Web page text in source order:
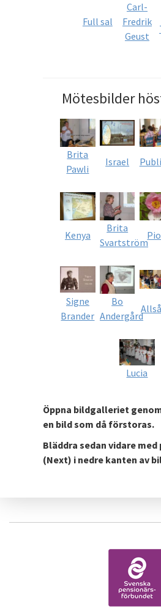
Full sal
Carl-
Fredrik
Geust
Mötesbilder
Brita
Pawli
Israel
Kenya
Brita
Svartström
Signe
Brander
Bo
Andergård
Lucia
Öppna bildgalleriet
en bild som då förstoras.
Bläddra sedan vidare
(Next) i nedre kanten av